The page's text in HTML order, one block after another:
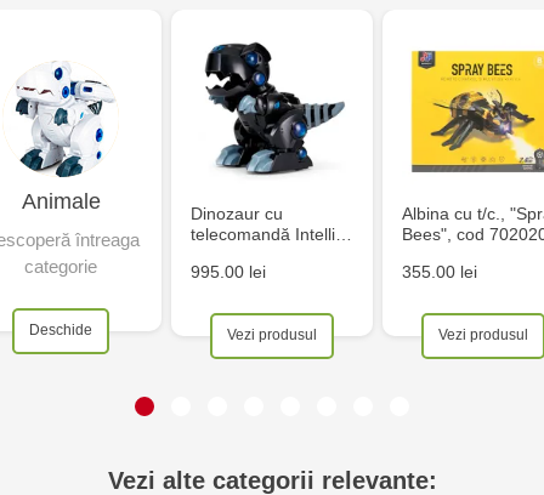
Animale
întreaga
categorie
Deschide
Dinozaur cu
telecomandă Intelli…
995.00 lei
Vezi produsul
Albina cu t/c.,
Bees", cod
355.00 lei
Vezi produsul
Vezi alte categorii relevante: